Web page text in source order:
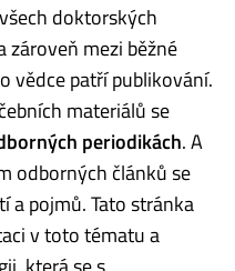
doktorských
zároveň mezi běžné
vědce patří publikování.
materiálů se
periodikách. A
odborných článků se
a pojmů. Tato stránka
v toto tématu a